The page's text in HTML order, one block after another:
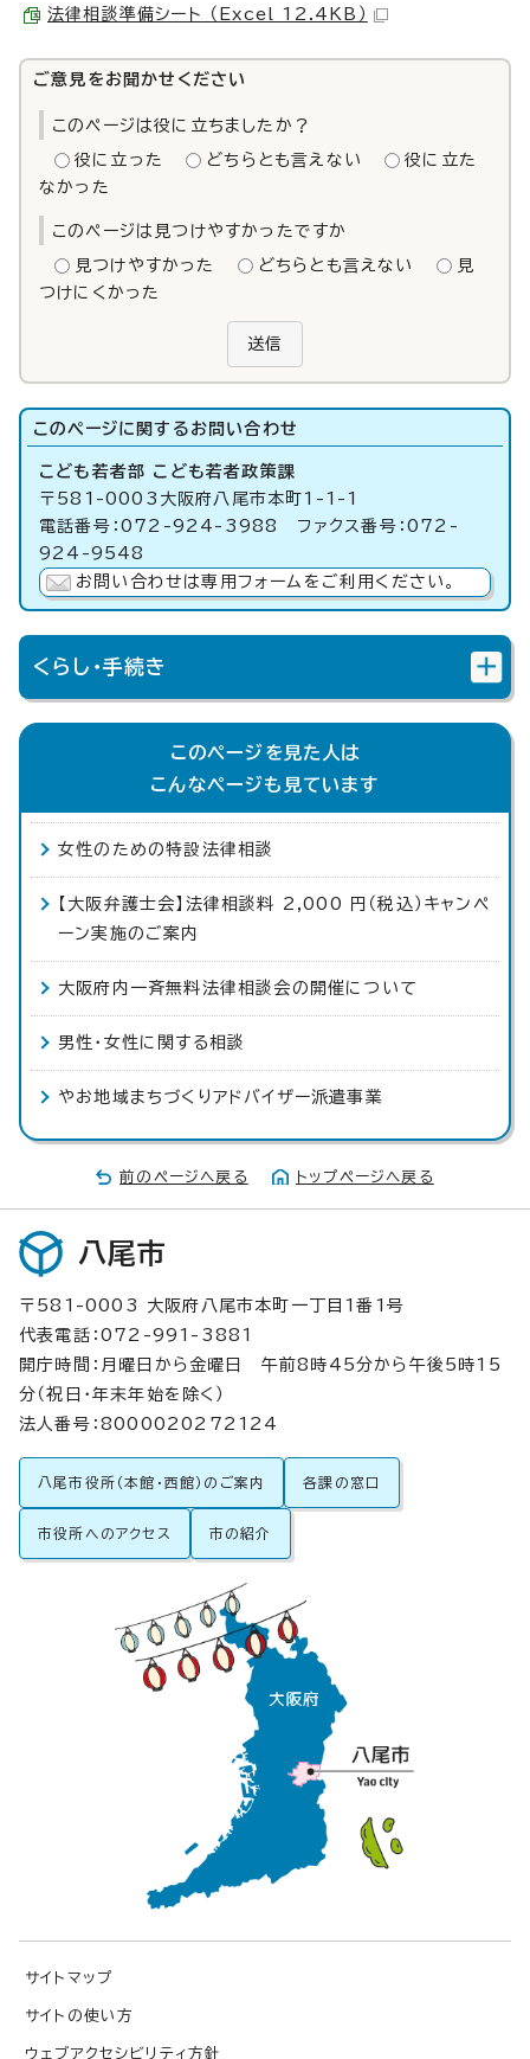
法律相談準備シート （Excel 12.4KB）
ご意見をお聞かせください
このページは役に立ちましたか？
役に立った どちらとも言えない
役に立た
なかった
このページは見つけやすかったですか
見つけやすかった どちらとも言えない
見
つけにくかった
送信
このページに関する お問い合わせ
こども若者部 こども若者政策課
〒581-0003大阪府八尾市本町1-1-1
電話番号：072-924-3988 ファクス番号：072-
924-9548
お問い合わせは専用フォームをご利用ください。
くらし・手続き
このページを見た人は
こんなページも見ています
女性のための特設法律相談
【大阪弁護士会】法律相談料 2,000 円（税込）キャンペ
ーン実施のご案内
大阪府内一斉無料法律相談会の開催について
男性・女性に関する相談
やお地域まちづくりアドバイザー派遣事業
前のページへ戻る トップページへ戻る
八尾市
〒581-0003 大阪府八尾市本町一丁目1番1号
代表電話：072-991-3881
開庁時間：月曜日から金曜日 午前8時45分から午後5時15
分（祝日・年末年始を除く）
法人番号：8000020272124
八尾市役所（本館・西館）のご案内 各課の窓口
市役所へのアクセス 市の紹介
サイトマップ
サイトの使い方
ウェブアクセシビリティ方針